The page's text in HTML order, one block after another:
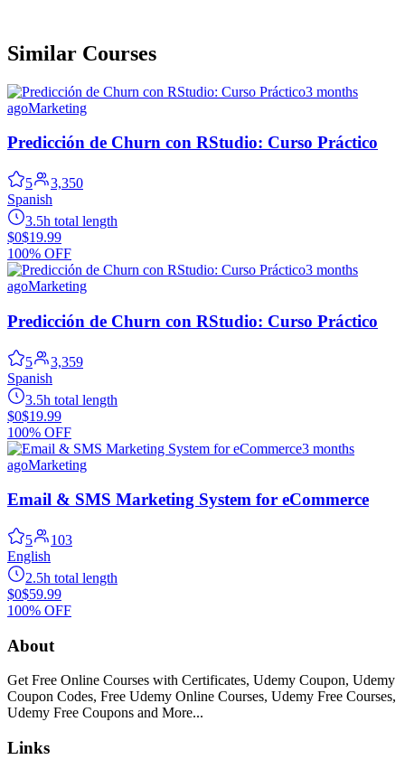
Similar Courses
3 months
agoMarketing
Predicción de Churn con RStudio: Curso Práctico
5
3,350
Spanish
3.5h total length
$0$19.99
100% OFF
3 months
agoMarketing
Predicción de Churn con RStudio: Curso Práctico
5
3,359
Spanish
3.5h total length
$0$19.99
100% OFF
3 months
agoMarketing
Email & SMS Marketing System for eCommerce
5
103
English
2.5h total length
$0$59.99
100% OFF
About
Get Free Online Courses with Certificates, Udemy Coupon, Udemy
Coupon Codes, Free Udemy Online Courses, Udemy Free Courses,
Udemy Free Coupons and More...
Links